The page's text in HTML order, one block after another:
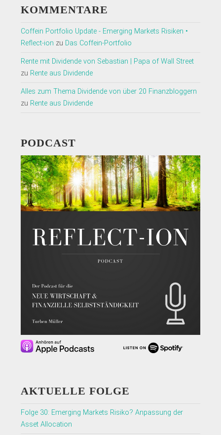
KOMMENTARE
Coffein Portfolio Update - Emerging Markets Risiken •
Reflect-ion zu Das Coffein-Portfolio
Rente mit Dividende von Sebastian | Papa of Wall Street
zu Rente aus Dividende
Alles zum Thema Dividende von über 20 Finanzbloggern
zu Rente aus Dividende
PODCAST
AKTUELLE FOLGE
Folge 30: Emerging Markets Risiko? Anpassung der
Asset Allocation